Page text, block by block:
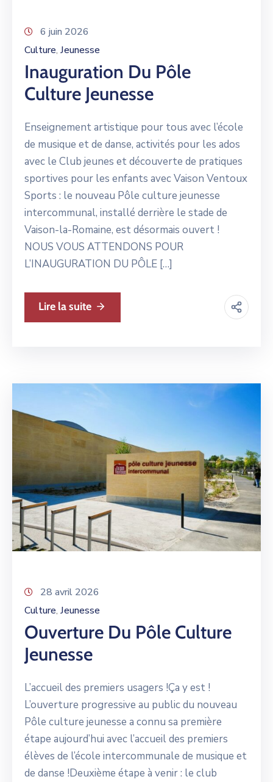
6 juin 2026
Culture‚ Jeunesse
Inauguration Du Pôle
Culture Jeunesse
Enseignement artistique pour tous avec l’école
de musique et de danse, activités pour les ados
avec le Club jeunes et découverte de pratiques
sportives pour les enfants avec Vaison Ventoux
Sports : le nouveau Pôle culture jeunesse
intercommunal, installé derrière le stade de
Vaison-la-Romaine, est désormais ouvert !
NOUS VOUS ATTENDONS POUR
L’INAUGURATION DU PÔLE […]
Lire la suite
28 avril 2026
Culture‚ Jeunesse
Ouverture Du Pôle Culture
Jeunesse
L’accueil des premiers usagers !Ça y est !
L’ouverture progressive au public du nouveau
Pôle culture jeunesse a connu sa première
étape aujourd’hui avec l’accueil des premiers
élèves de l’école intercommunale de musique et
de danse !Deuxième étape à venir : le club